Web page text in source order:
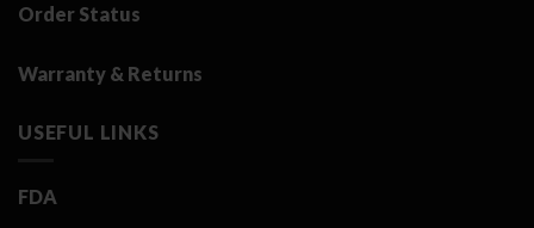
Order Status
Warranty & Returns
USEFUL LINKS
FDA